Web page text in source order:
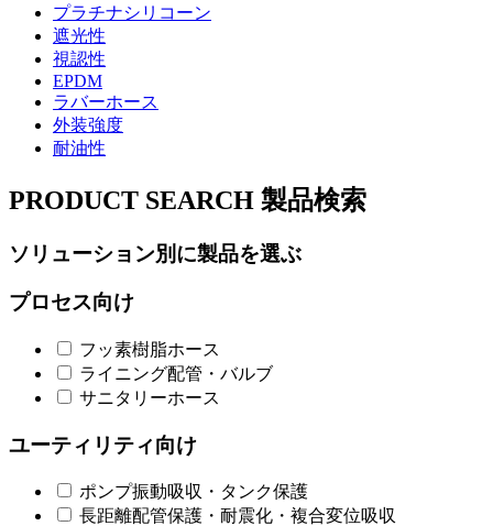
プラチナシリコーン
遮光性
視認性
EPDM
ラバーホース
外装強度
耐油性
PRODUCT SEARCH 製品検索
ソリューション別に製品を選ぶ
プロセス向け
フッ素樹脂ホース
ライニング配管・バルブ
サニタリーホース
ユーティリティ向け
ポンプ振動吸収・タンク保護
長距離配管保護・耐震化・複合変位吸収